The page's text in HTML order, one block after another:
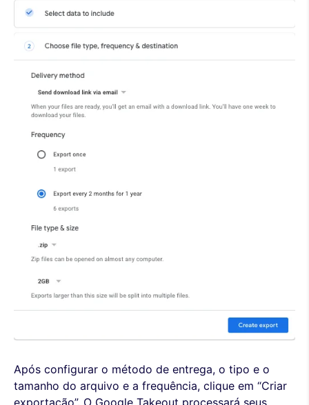
Após configurar o método de entrega, o tipo e o
tamanho do arquivo e a frequência, clique em “Criar
exportação”. O Google Takeout processará seus